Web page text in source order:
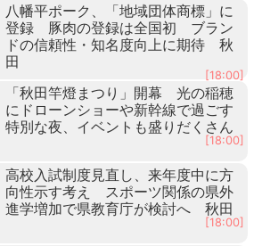
八幡平ポーク、「地域団体商標」に
登録 豚肉の登録は全国初 ブラン
ドの信頼性・知名度向上に期待 秋
田
[18:00]
「秋田竿燈まつり」開幕 光の稲穂
にドローンショーや新幹線で過ごす
特別な夜、イベントも盛りだくさん
[18:00]
高校入試制度見直し、来年度中に方
向性示す考え スポーツ関係の県外
進学増加で県教育庁が検討へ 秋田
[18:00]